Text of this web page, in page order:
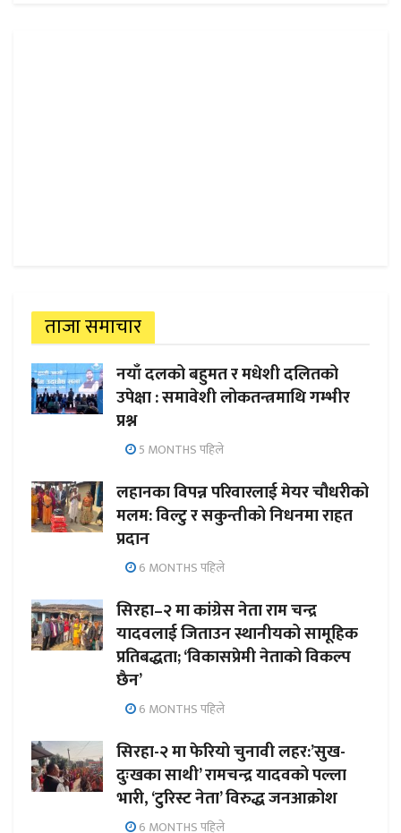
ताजा समाचार
नयाँ दलको बहुमत र मधेशी दलितको
उपेक्षा : समावेशी लोकतन्त्रमाथि गम्भीर
प्रश्न
5 MONTHS पहिले
लहानका विपन्न परिवारलाई मेयर चौधरीको
मलम: विल्टु र सकुन्तीको निधनमा राहत
प्रदान
6 MONTHS पहिले
सिरहा–२ मा कांग्रेस नेता राम चन्द्र
यादवलाई जिताउन स्थानीयको सामूहिक
प्रतिबद्धता; ‘विकासप्रेमी नेताको विकल्प
छैन’
6 MONTHS पहिले
सिरहा-२ मा फेरियो चुनावी लहर:’सुख-
दुःखका साथी’ रामचन्द्र यादवको पल्ला
भारी, ‘टुरिस्ट नेता’ विरुद्ध जनआक्रोश
6 MONTHS पहिले